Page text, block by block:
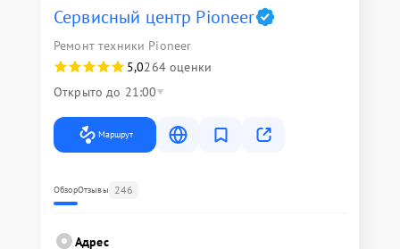
Сервисный центр Pioneer
Ремонт техники Pioneer
5,0264 оценки
Открыто до 21:00
Маршрут
ОбзорОтзывы 246
Адрес